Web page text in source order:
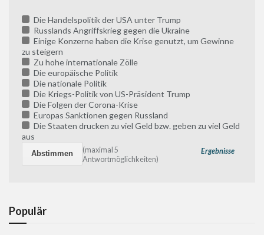
Die Handelspolitik der USA unter Trump
Russlands Angriffskrieg gegen die Ukraine
Einige Konzerne haben die Krise genutzt, um Gewinne
zu steigern
Zu hohe internationale Zölle
Die europäische Politik
Die nationale Politik
Die Kriegs-Politik von US-Präsident Trump
Die Folgen der Corona-Krise
Europas Sanktionen gegen Russland
Die Staaten drucken zu viel Geld bzw. geben zu viel Geld
aus
Ergebnisse
(maximal 5
Antwortmöglichkeiten)
Populär